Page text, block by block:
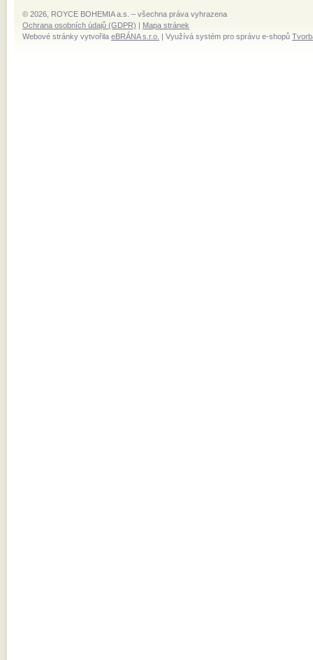
© 2026, ROYCE BOHEMIA a.s. – všechna práva vyhrazena
Ochrana osobních údajů (GDPR) | Mapa stránek
Webové stránky vytvořila eBRÁNA s.r.o. | Využívá systém pro správu e-shopů